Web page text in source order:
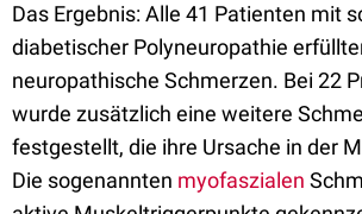
Das Ergebnis: Alle 41 Patienten mit
diabetischer Polyneuropathie
neuropathische Schmerzen. Bei 22
wurde zusätzlich eine weitere
festgestellt, die ihre Ursache in der
Die sogenannten myofaszialen